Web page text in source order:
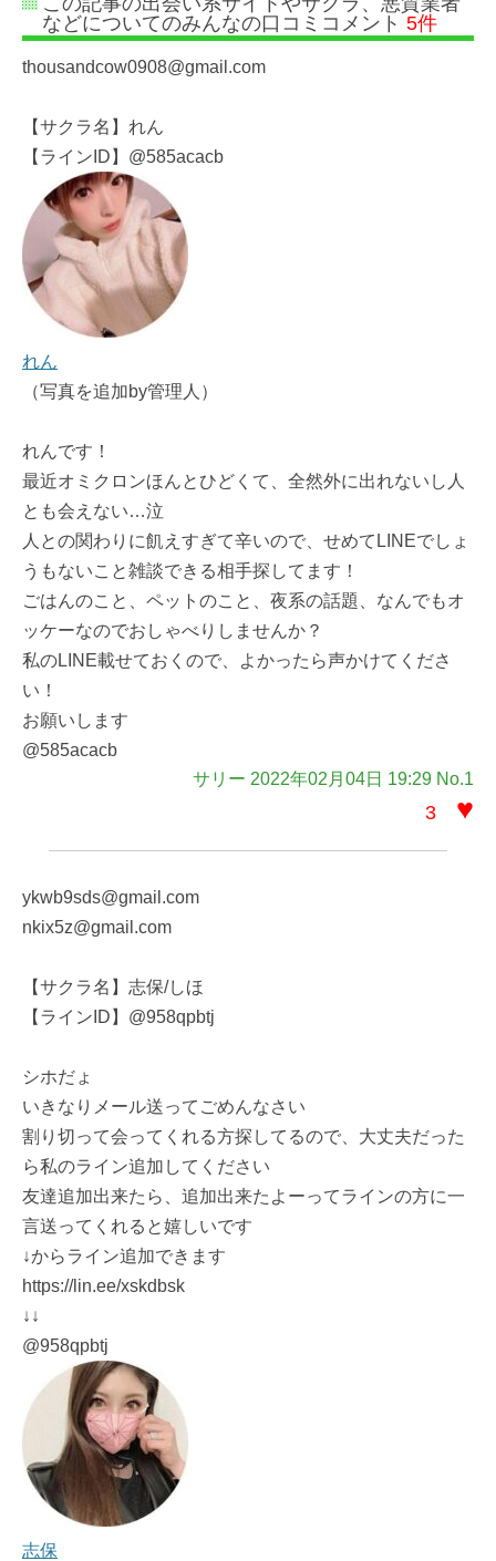
などについてのみんなの口コミコメント 5件
thousandcow0908@gmail.com
【サクラ名】れん
【ラインID】@585acacb
れん
（写真を追加by管理人）
れんです！
最近オミクロンほんとひどくて、全然外に出れないし人
とも会えない…泣
人との関わりに飢えすぎて辛いので、せめてLINEでしょ
うもないこと雑談できる相手探してます！
ごはんのこと、ペットのこと、夜系の話題、なんでもオ
ッケーなのでおしゃべりしませんか？
私のLINE載せておくので、よかったら声かけてくださ
い！
お願いします
@585acacb
サリー 2022年02月04日 19:29 No.1
3 ♥
ykwb9sds@gmail.com
nkix5z@gmail.com
【サクラ名】志保/しほ
【ラインID】@958qpbtj
シホだょ
いきなりメール送ってごめんなさい
割り切って会ってくれる方探してるので、大丈夫だった
ら私のライン追加してください
友達追加出来たら、追加出来たよーってラインの方に一
言送ってくれると嬉しいです
↓からライン追加できます
https://lin.ee/xskdbsk
↓↓
@958qpbtj
志保